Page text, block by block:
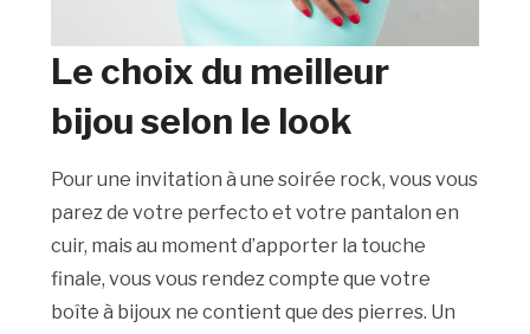
Le choix du meilleur
bijou selon le look
Pour une invitation à une soirée rock, vous vous
parez de votre perfecto et votre pantalon en
cuir, mais au moment d’apporter la touche
finale, vous vous rendez compte que votre
boîte à bijoux ne contient que des pierres. Un